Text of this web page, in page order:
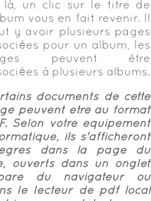
là, un clic sur le titre de
vous en fait revenir. Il
y avoir plusieurs pages
pour un album, les
peuvent être
à plusieurs albums.
documents de cette
peuvent être au format
Selon votre équipement
ils s'afficheront
dans la page du
ouverts dans un onglet
du navigateur ou
le lecteur de pdf local